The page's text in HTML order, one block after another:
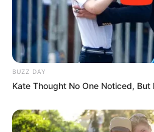
BUZZ DAY
Kate Thought No One Noticed,